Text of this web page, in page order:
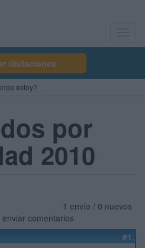
titulaciones
estoy?
por
2010
1 envío / 0 nuevos
enviar comentarios
#1